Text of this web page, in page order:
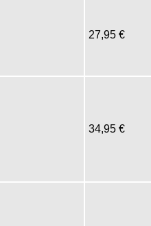
27,95 €
34,95 €